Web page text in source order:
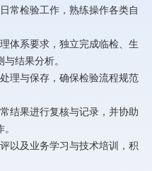
常检验工作，熟练操作各类自
体系要求，独立完成临检、生
结果分析。
理与保存，确保检验流程规范
结果进行复核与记录，并协助
以及业务学习与技术培训，积